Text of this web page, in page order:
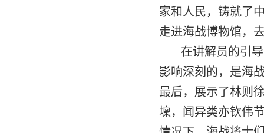
家和人民，铸就了
走进海战博物馆，
在讲解员的引
影响深刻的，是海
最后，展示了林则
壈，闻异类亦钦伟